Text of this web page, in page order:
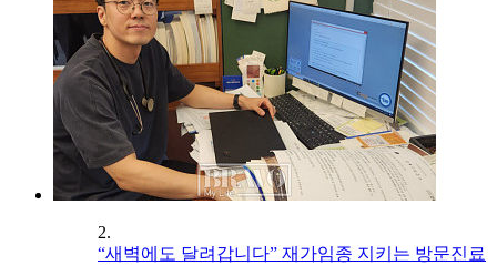
2.
“새벽에도 달려갑니다” 재가임종 지키는 방문진료